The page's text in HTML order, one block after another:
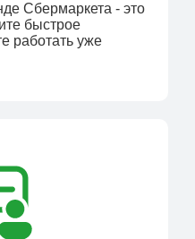
Сбермаркета - это
быстрое
работать уже